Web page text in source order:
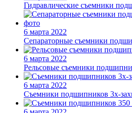
Гидравлические съемники
6 марта 2022
Сепараторные съемники
6 марта 2022
Рельсовые съемники
6 марта 2022
Съемники подшипников 3х-